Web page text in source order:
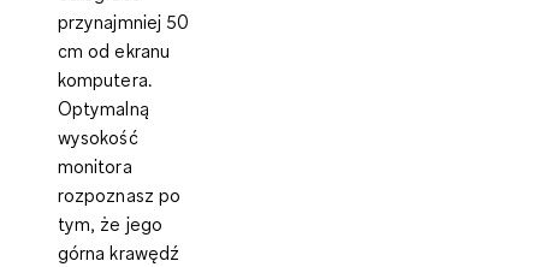
przynajmniej 50
cm od ekranu
komputera.
Optymalną
wysokość
monitora
rozpoznasz po
tym, że jego
górna krawędź